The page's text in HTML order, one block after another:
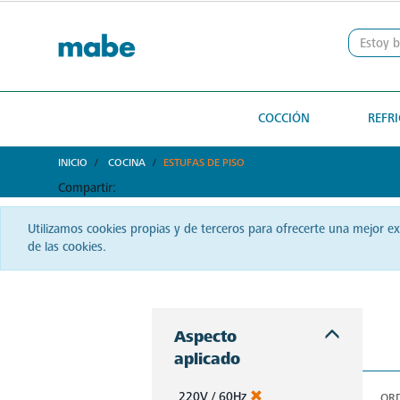
COCCIÓN
INICIO COCINA ESTUFAS DE PISO
Compartir:
Utilizamos cookies propias y de terceros para ofrecerte una mejor
de las cookies.
Aspecto
aplicado
220V / 60Hz